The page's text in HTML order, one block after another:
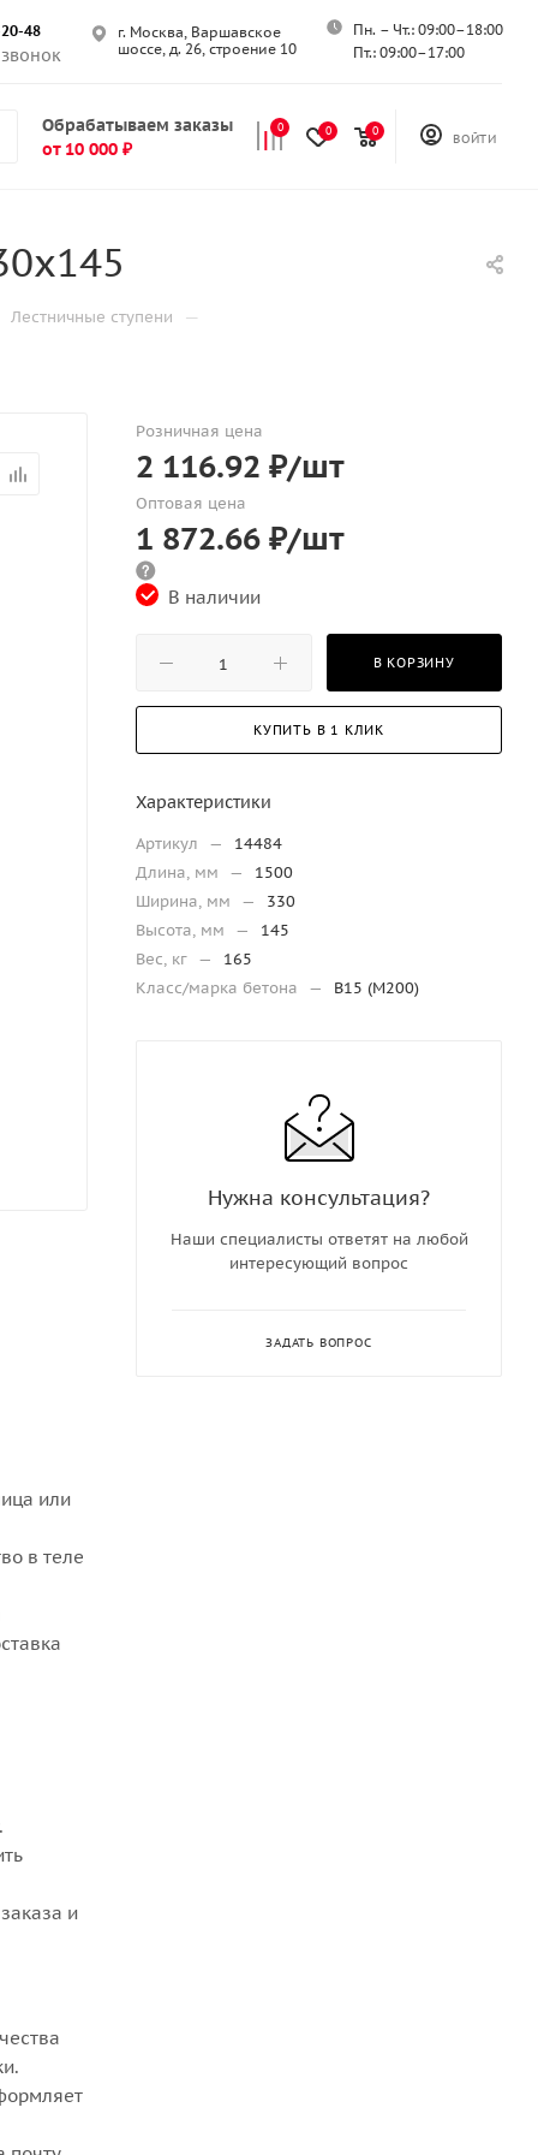
48
звонок
г. Москва, Варшавское
шоссе, д. 26, строение 10
Пн. – Чт.: 09:00–18:00
Пт.: 09:00–17:00
Обрабатываем заказы
от 10 000 ₽
0 0 0
ВОЙТИ
Лестничные ступени —
или
в теле
и
Розничная цена
2 116.92 ₽/шт
Оптовая цена
1 872.66 ₽/шт
В наличии
В КОРЗИНУ
КУПИТЬ В 1 КЛИК
Характеристики
Артикул —
14484
Длина, мм
—
1500
Ширина, мм
—
330
Высота, мм
—
145
Вес, кг —
165
Класс/марка бетона
— В15 (М200)
Нужна консультация?
Наши специалисты ответят на любой
интересующий вопрос
ЗАДАТЬ ВОПРОС